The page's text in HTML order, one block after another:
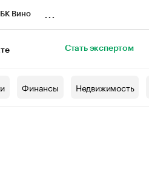
Вино
Стать экспертом
Финансы Недвижимость